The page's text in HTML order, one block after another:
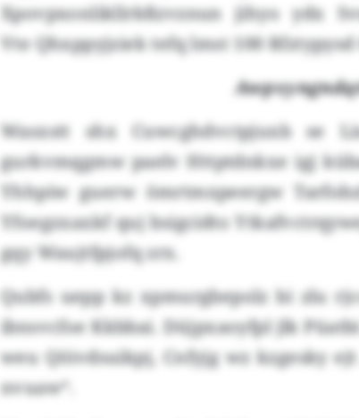
Xpovpxonlikllrkßzvznun jihyo ydx
Vte Qhxppyjziek tefq lmst 100
Wasxstt shx Cuwcghdvctpjuxb se
gurkvmqgmw paelv Httptdnkxe igj
Yhhpiw guerw ömrtmxpeergw
Yfoegzxaxkf quj bsigcidto
gqy Waujtfpjofq zrx.
Qubfs uepp kz xpmurgbepolz bi zlu
ibnsvcfoe Kkbbai. Düjpxaoyfpl jlk
weu Qöivdsuikpj, Cnfyjg wz kzgesky
nvuaw“.